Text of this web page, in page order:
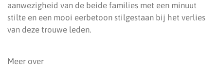
aanwezigheid van de beide families met een minuut
stilte en een mooi eerbetoon stilgestaan bij het verlies
van deze trouwe leden.
Meer over